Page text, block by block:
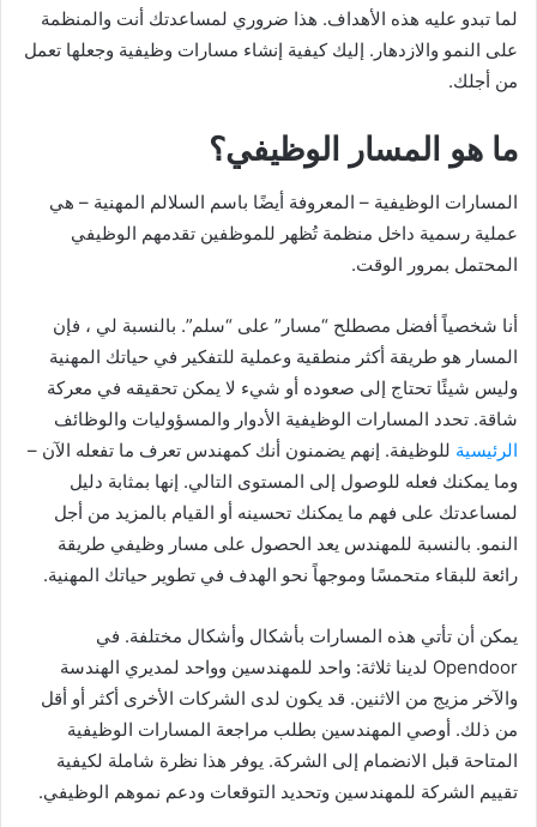
لما تبدو عليه هذه الأهداف. هذا ضروري لمساعدتك أنت والمنظمة
على النمو والازدهار. إليك كيفية إنشاء مسارات وظيفية وجعلها تعمل
من أجلك.
ما هو المسار الوظيفي؟
المسارات الوظيفية – المعروفة أيضًا باسم السلالم المهنية – هي
عملية رسمية داخل منظمة تُظهر للموظفين تقدمهم الوظيفي
المحتمل بمرور الوقت.
أنا شخصياً أفضل مصطلح “مسار” على “سلم”. بالنسبة لي ، فإن
المسار هو طريقة أكثر منطقية وعملية للتفكير في حياتك المهنية
وليس شيئًا تحتاج إلى صعوده أو شيء لا يمكن تحقيقه في معركة
شاقة. تحدد المسارات الوظيفية الأدوار والمسؤوليات والوظائف
الرئيسية للوظيفة. إنهم يضمنون أنك كمهندس تعرف ما تفعله الآن –
وما يمكنك فعله للوصول إلى المستوى التالي. إنها بمثابة دليل
لمساعدتك على فهم ما يمكنك تحسينه أو القيام بالمزيد من أجل
النمو. بالنسبة للمهندس يعد الحصول على مسار وظيفي طريقة
رائعة للبقاء متحمسًا وموجهاً نحو الهدف في تطوير حياتك المهنية.
يمكن أن تأتي هذه المسارات بأشكال وأشكال مختلفة. في
Opendoor لدينا ثلاثة: واحد للمهندسين وواحد لمديري الهندسة
والآخر مزيج من الاثنين. قد يكون لدى الشركات الأخرى أكثر أو أقل
من ذلك. أوصي المهندسين بطلب مراجعة المسارات الوظيفية
المتاحة قبل الانضمام إلى الشركة. يوفر هذا نظرة شاملة لكيفية
تقييم الشركة للمهندسين وتحديد التوقعات ودعم نموهم الوظيفي.